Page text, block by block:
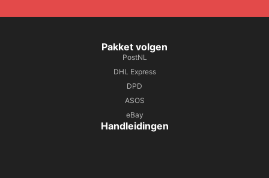
Pakket volgen
PostNL
DHL Express
DPD
ASOS
eBay
Handleidingen